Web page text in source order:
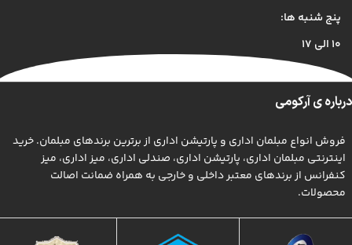
پنج شنبه ها:
۱۰ الی ۱۷
درباره ی آرکومی
فروش انواع مبلمان اداری و پارتیشن اداری از برترین برندهای مبلمان. خرید
اینترنتی مبلمان اداری، پارتیشن اداری، صندلی اداری، میز اداری، میز
کنفرانس از برندهای معتبر داخلی و خارجی به همراه ضمانت اصالت
محصولات.